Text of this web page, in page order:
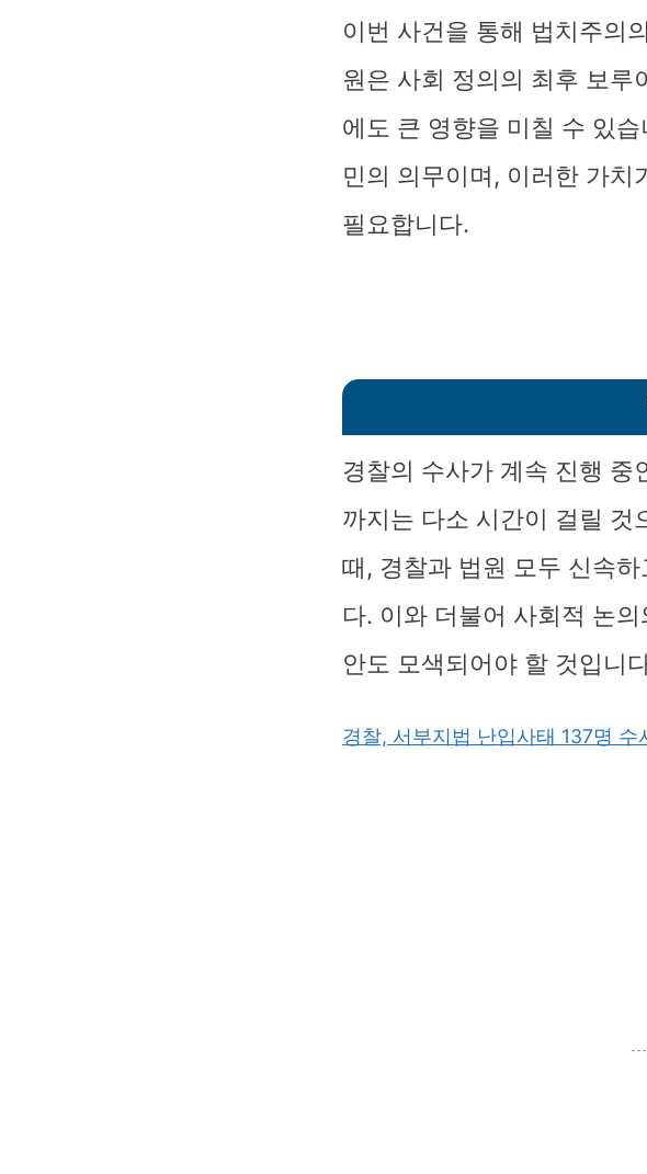
이번 사건을 통해 법치주의
원은 사회 정의의 최후 보
에도 큰 영향을 미칠 수 있
민의 의무이며, 이러한 가치
필요합니다.
경찰의 수사가 계속 진행 중
까지는 다소 시간이 걸릴 것
때, 경찰과 법원 모두 신속
다. 이와 더불어 사회적 논
안도 모색되어야 할 것입니
경찰, 서부지법 난입사태 137명